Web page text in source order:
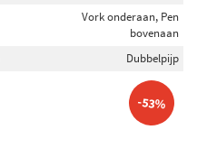
Vork onderaan, Pen
bovenaan
Dubbelpijp
-53%